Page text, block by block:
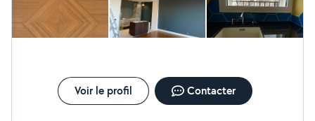
Voir le profil Contacter